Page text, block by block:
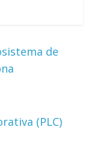
de
(PLC)